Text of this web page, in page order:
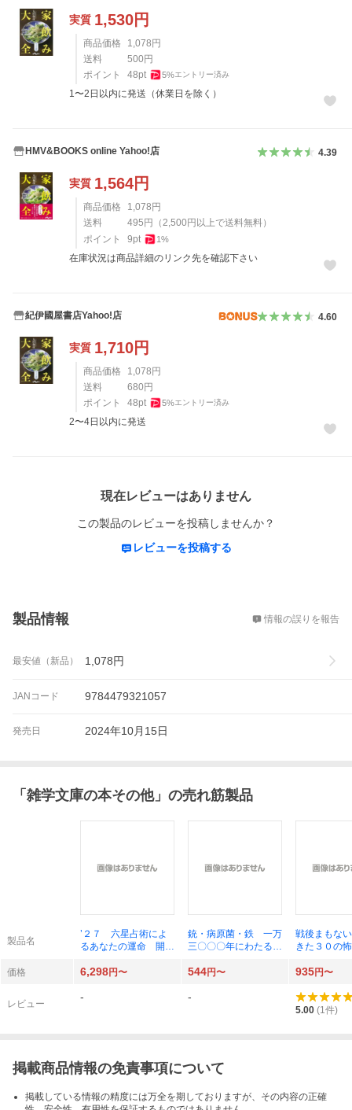
実質 1,530円
商品価格 1,078円
送料
500円
ポイント
48pt 5%エントリー済み
1〜2日以内に発送（休業日を除く）
HMV&BOOKS online Yahoo!店 4.39
実質 1,564円
商品価格 1,078円
送料
495円 （ 2,500円以上で送料無料）
ポイント
9pt 1%
在庫状況は商品詳細のリンク先を確認下さい
紀伊國屋書店Yahoo!店 4.60
実質 1,710円
商品価格 1,078円
送料
680円
ポイント
48pt 5%エントリー済み
2〜4日以内に発送
現在レビューはありません
この製品のレビューを投稿しませんか？
レビューを投稿する
製品情報 情報の誤りを報告
最安値（新品） 1,078円
JANコード 9784479321057
発売日 2024年10月15日
「 雑学文庫の本その他」の売れ筋製品
製品名
’２７ 六星占術によ
るあなたの運命 開運
銃・病原菌・鉄 一万
三〇〇〇年にわたる人
思社文庫 ダ１－１）
ド／著 倉骨彰／訳
戦後まもな
きた３０の
謎 （鉄人文
部／編著
価格 6,298円〜 544円〜 935円〜
レビュー
- -
5.00 (1 件)
掲載商品情報の免責事項について
掲載している情報の精度には万全を期しておりますが、その内容の正確